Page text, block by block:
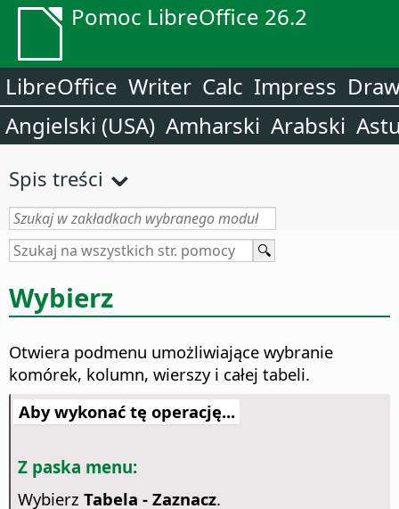
Pomoc LibreOffice 26.2
LibreOffice Writer Calc Impress
Angielski (USA) Amharski Arabski
Spis treści
Wybierz
Otwiera podmenu umożliwiające wybranie
komórek, kolumn, wierszy i całej tabeli.
Aby wykonać tę operację...
Z paska menu:
Wybierz Tabela - Zaznacz.